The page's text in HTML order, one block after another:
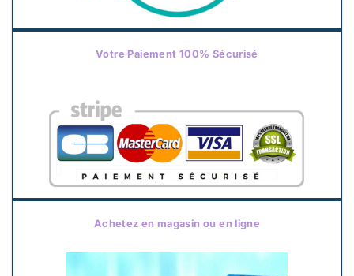
Votre Paiement 100% Sécurisé
Achetez en magasin ou en ligne